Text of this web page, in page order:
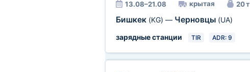
13.08–21.08 крытая 20 т
Бишкек (KG) — Черновцы (UA)
зарядные станции
TIR ADR: 9